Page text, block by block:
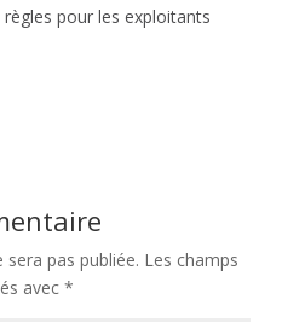
règles pour les exploitants
pas publiée. Les champs
avec *